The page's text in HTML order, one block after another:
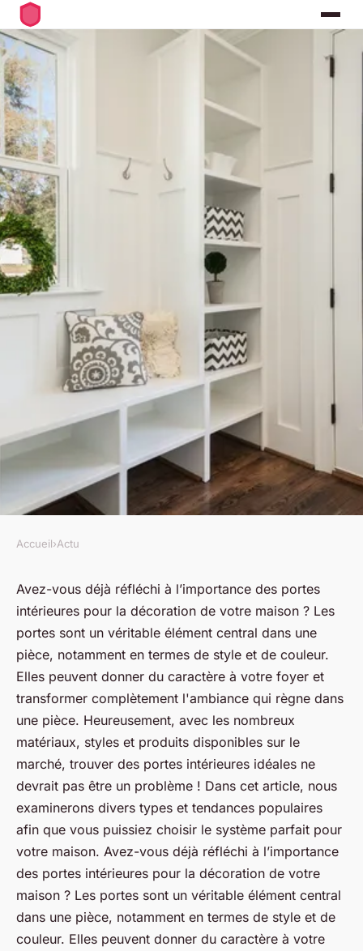
Les portes intérieures idéales :
matériaux, styles et tendances
pour sublimer votre espace
jean• 7 avril 2023•4 min de lecture
Accueil›Actu
Avez-vous déjà réfléchi à l’importance des portes
intérieures pour la décoration de votre maison ? Les
portes sont un véritable élément central dans une
pièce, notamment en termes de style et de couleur.
Elles peuvent donner du caractère à votre foyer et
transformer complètement l'ambiance qui règne dans
une pièce. Heureusement, avec les nombreux
matériaux, styles et produits disponibles sur le
marché, trouver des portes intérieures idéales ne
devrait pas être un problème ! Dans cet article, nous
examinerons divers types et tendances populaires
afin que vous puissiez choisir le système parfait pour
votre maison. Avez-vous déjà réfléchi à l’importance
des portes intérieures pour la décoration de votre
maison ? Les portes sont un véritable élément central
dans une pièce, notamment en termes de style et de
couleur. Elles peuvent donner du caractère à votre